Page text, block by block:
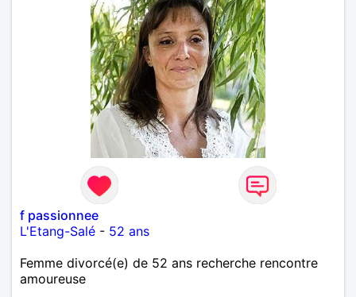
f passionnee
L'Etang-Salé - 52 ans
Femme divorcé(e) de 52 ans recherche rencontre
amoureuse